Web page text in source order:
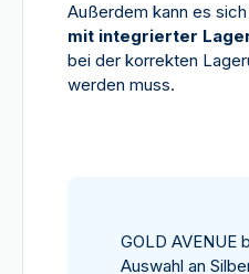
Außerdem kann es
mit integrierter
bei der korrekten
werden muss.
GOLD AVENUE
Auswahl an